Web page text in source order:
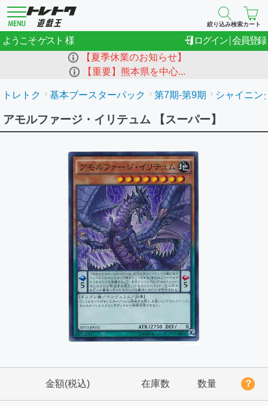
絞り込み検索カート
ようこそゲスト ログイン 会員登録
【夏季休業のお知らせ】
【重要】熊本県を中心...
トレトク 基本ブースターパック 第7期-第9期 シャイニン
アモルファージ・イリテュム 【スーパー】
金額(税込) 在庫数 数量 ？